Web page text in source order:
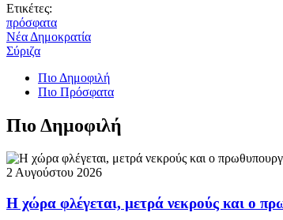
Ετικέτες:
πρόσφατα
Νέα Δημοκρατία
Σύριζα
Πιο Δημοφιλή
Πιο Πρόσφατα
Πιο Δημοφιλή
2 Αυγούστου 2026
Η χώρα φλέγεται, μετρά νεκρούς και ο